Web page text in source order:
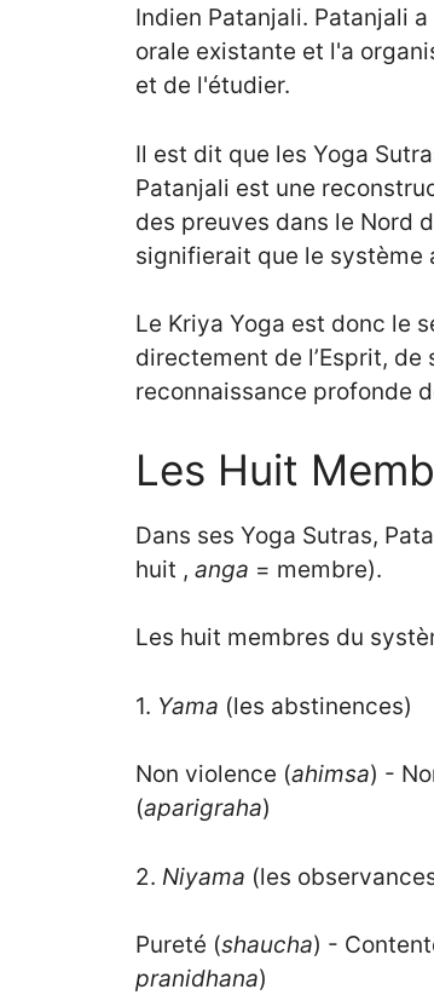
Indien Patanjali. Patanjali
orale existante et l'a
et de l'étudier.
Il est dit que les Yoga
Patanjali est une
des preuves dans le Nord
signifierait que le système
Le Kriya Yoga est donc le
directement de l’Esprit,
reconnaissance profonde
Les Huit
Dans ses Yoga Sutras,
huit , anga = membre).
Les huit membres du
1. Yama (les abstinences)
Non violence (ahimsa) -
(aparigraha)
2. Niyama (les
Pureté (shaucha) -
pranidhana)